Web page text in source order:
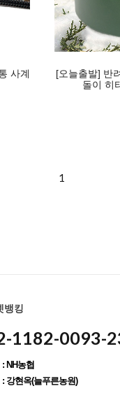
사계
[오늘출발] 반
돌이 히
1
뱅킹
1182-0093-
NH농협
강현옥(늘푸른농원)